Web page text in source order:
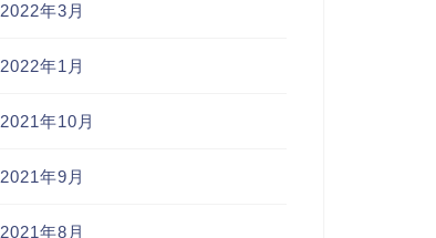
2022年3月
2022年1月
2021年10月
2021年9月
2021年8月